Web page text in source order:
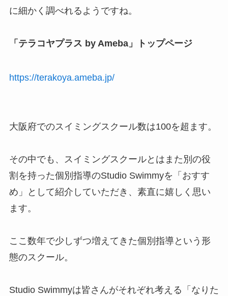
に細かく調べれるようですね。
「テラコヤプラス by Ameba」トップページ
https://terakoya.ameba.jp/
大阪府でのスイミングスクール数は100を超ます。
その中でも、スイミングスクールとはまた別の役
割を持った個別指導のStudio Swimmyを「おすす
め」として紹介していただき、素直に嬉しく思い
ます。
ここ数年で少しずつ増えてきた個別指導という形
態のスクール。
Studio Swimmyは皆さんがそれぞれ考える「なりた